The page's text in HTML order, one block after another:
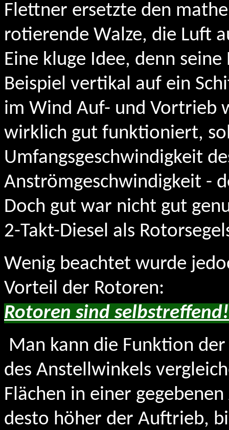
Flettner ersetzte den
rotierende Walze, die Luft
Eine kluge Idee, denn
Beispiel vertikal auf ein
im Wind Auf- und Vortrieb
wirklich gut funktioniert,
Umfangsgeschwindigkeit
Anströmgeschwindigkeit -
Doch gut war nicht gut
2-Takt-Diesel als
Wenig beachtet wurde
Vorteil der Rotoren:
Rotoren sind selbstreffend!
Man kann die Funktion
des Anstellwinkels
Flächen in einer
desto höher der Auftrieb,